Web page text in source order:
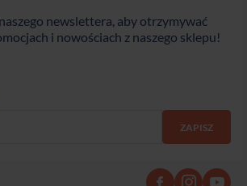
newslettera, aby otrzymywać
i nowościach z naszego sklepu!